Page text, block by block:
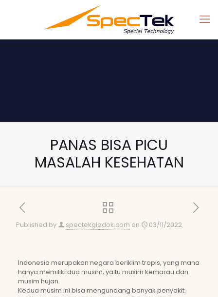
PANAS BISA PICU
MASALAH KESEHATAN
Published by spectekglodok.com on 03/11/2022
Indonesia merupakan negara beriklim tropis, yang mana
hanya memiliki dua musim, yaitu musim kemarau dan
musim hujan.
Kedua musim ini bisa mengundang banyak penyakit.